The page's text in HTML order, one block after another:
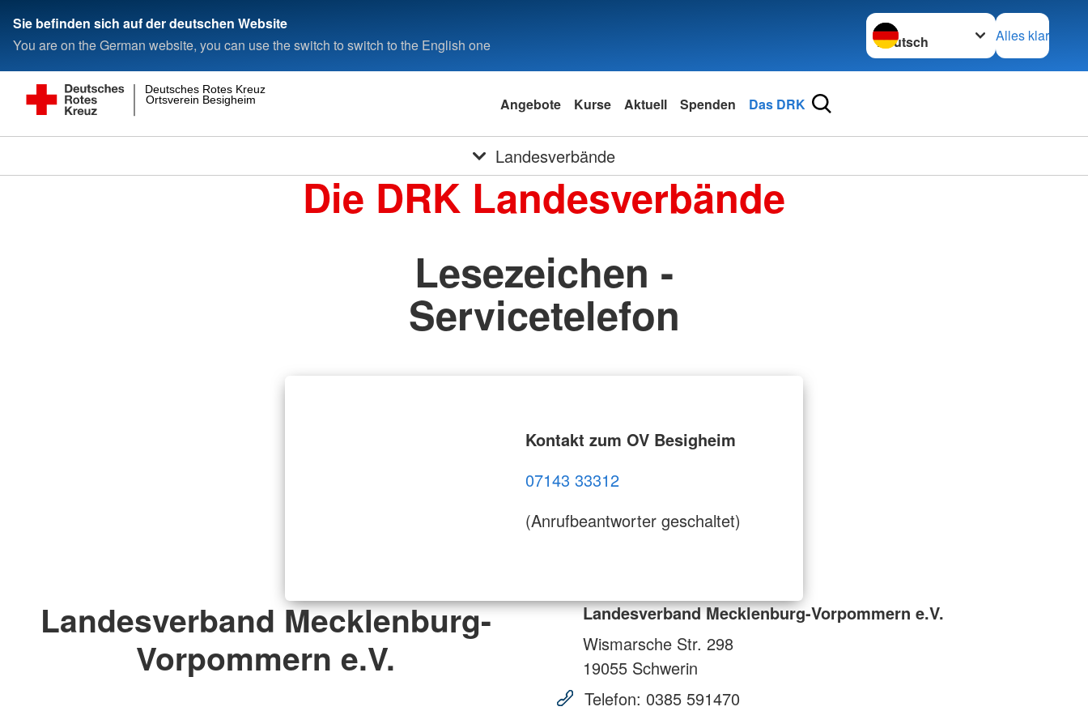
Sie befinden sich auf der deutschen Website
You are on the German website, you can use the switch to switch to the English one
Sprache wechseln zu
Alles klar
Ortsverein Besigheim
Deutsches Rotes Kreuz
Angebote Kurse Aktuell Spenden Das DRK
Landesverbände
Die DRK Landesverbände
Lesezeichen -
Servicetelefon
Kontakt zum OV Besigheim
07143 33312
(Anrufbeantworter geschaltet)
Landesverband Mecklenburg-
Vorpommern e.V.
Landesverband Mecklenburg-Vorpommern e.V.
Wismarsche Str. 298
19055 Schwerin
Telefon: 0385 591470